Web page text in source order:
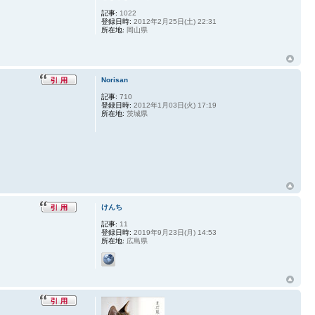
記事: 1022
登録日時: 2012年2月25日(土) 22:31
所在地: 岡山県
Norisan
記事: 710
登録日時: 2012年1月03日(火) 17:19
所在地: 茨城県
けんち
記事: 11
登録日時: 2019年9月23日(月) 14:53
所在地: 広島県